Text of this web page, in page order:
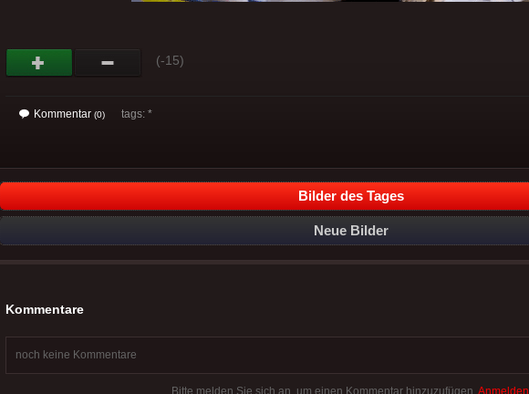
(-15)
Kommentar (0) tags: *
Bilder des Tages
Neue Bilder
Kommentare
noch keine Kommentare
Bitte melden Sie sich an, um einen Kommentar hinzuzufügen. Anmelden